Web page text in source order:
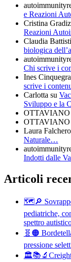
e Reazioni
Cristina
Reazioni
Claudia Battisti
biologica
Chi scrive i
Ines
scrive i
Carlotta su
Sviluppo e la
OTTAVIANO
OTTAVIANO
Laura Falchero
Naturale…
Indotti dalle
Articoli
🗺️🔎
pediatriche,
spettro
🧬🟠
pressione